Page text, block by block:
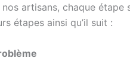
artisans, chaque
étapes ainsi qu’il suit :